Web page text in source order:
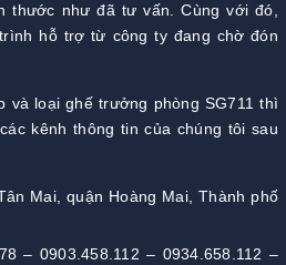
thước như đã tư vấn. Cùng với đó,
hỗ trợ từ công ty đang chờ đón
và loại ghế trưởng phòng SG711 thì
kênh thông tin của chúng tôi sau
Mai, quận Hoàng Mai, Thành phố
– 0903.458.112 – 0934.658.112 –